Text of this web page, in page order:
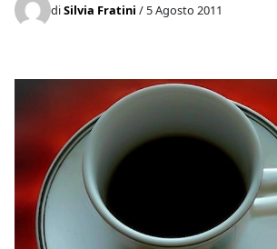
diSilvia Fratini / 5 Agosto 2011